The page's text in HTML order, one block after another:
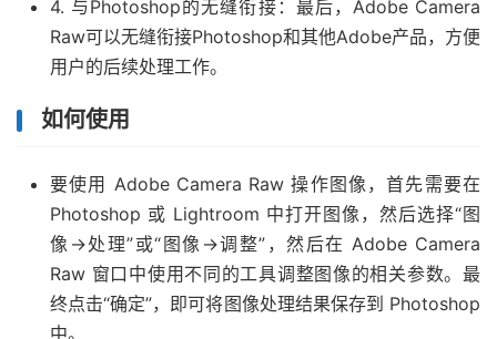
4. 与Photoshop的无缝衔接：最后，Adobe Camera
Raw可以无缝衔接Photoshop和其他Adobe产品，方便
用户的后续处理工作。
如何使用
要使用 Adobe Camera Raw 操作图像，首先需要在
Photoshop 或 Lightroom 中打开图像，然后选择“图
像->处理”或“图像->调整”，然后在 Adobe Camera
Raw 窗口中使用不同的工具调整图像的相关参数。最
终点击“确定”，即可将图像处理结果保存到 Photoshop
中。